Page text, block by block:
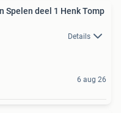
Spelen deel 1 Henk Tomp
Details
6 aug 26